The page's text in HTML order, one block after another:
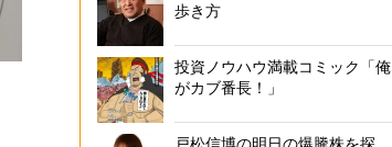
歩き方
投資ノウハウ満載コミック「俺
がカブ番長！」